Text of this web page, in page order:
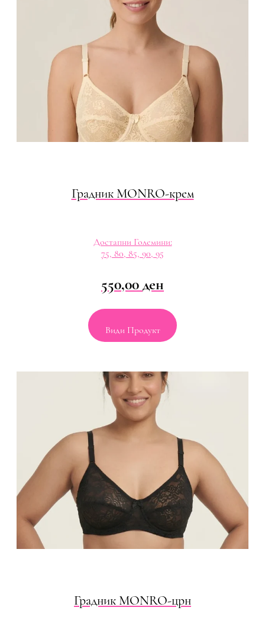
Градник МОNRO-крем
Достапни Големини:
75, 80, 85, 90, 95
550,00ден
Види Продукт
Градник МОNRO-црн